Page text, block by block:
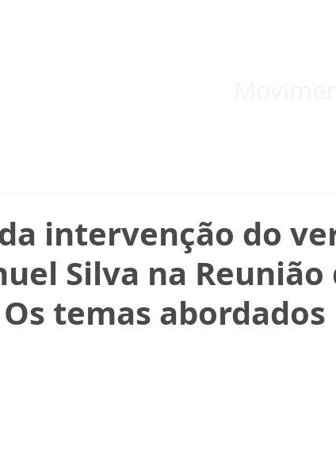
intervenção do
Silva na Reunião
temas abordados